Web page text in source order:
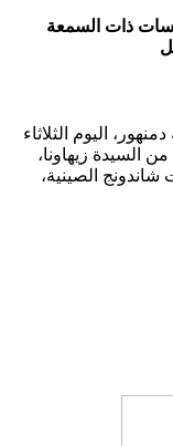
ذات السمعة
اليوم الثلاثاء
من السيدة زيهاونا،
شاندونج الصينية،